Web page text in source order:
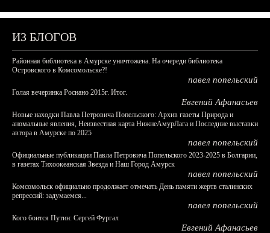
ИЗ БЛОГОВ
Районная библиотека в Амурске уничтожена. На очереди библиотека
Островского в Комсомольске?!
павел попельский
Голая вечеринка Роснано 2015г. Итог.
Евгений Афанасьев
Новые находки Павла Петровича Попельского: Архив газеты Природа и
аномальные явления, Неизвестная карта НижнеАмурЛага и Последние выставки
автора в Амурске по 2025
павел попельский
Официальные публикации Павла Петровича Попельского 2023-2025 в Болгарии,
в газетах Тихоокеанская Звезда и Наш Город Амурск
павел попельский
Комсомольск официально продолжает отмечать День памяти жертв сталинских
репрессий: задумаемся...
павел попельский
Кого боится Путин: Сергей Фургал
Евгений Афанасьев